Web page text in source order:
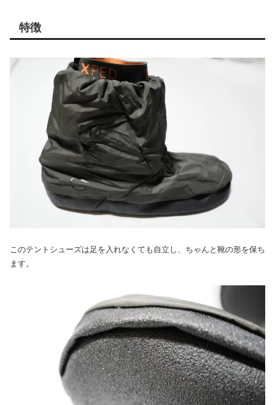
特徴
このテントシューズは足を入れなくても自立し、ちゃんと靴の形を保ち
ます。